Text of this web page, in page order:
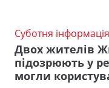
Суботня інформація
Двох жителів
підозрюють у
могли